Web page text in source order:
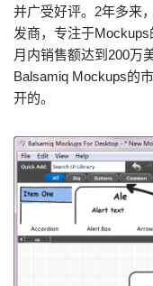
并广受好评。2年多来
发商，专注于
月内销售额达到200万
Balsamiq Mockups的
开的。